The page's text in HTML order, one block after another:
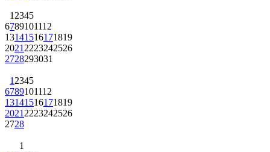
1 2345
6789101112
13141516171819
2021 2223242526
2728293031
1 2345
6789101112
13141516171819
2021 2223242526
2728
1